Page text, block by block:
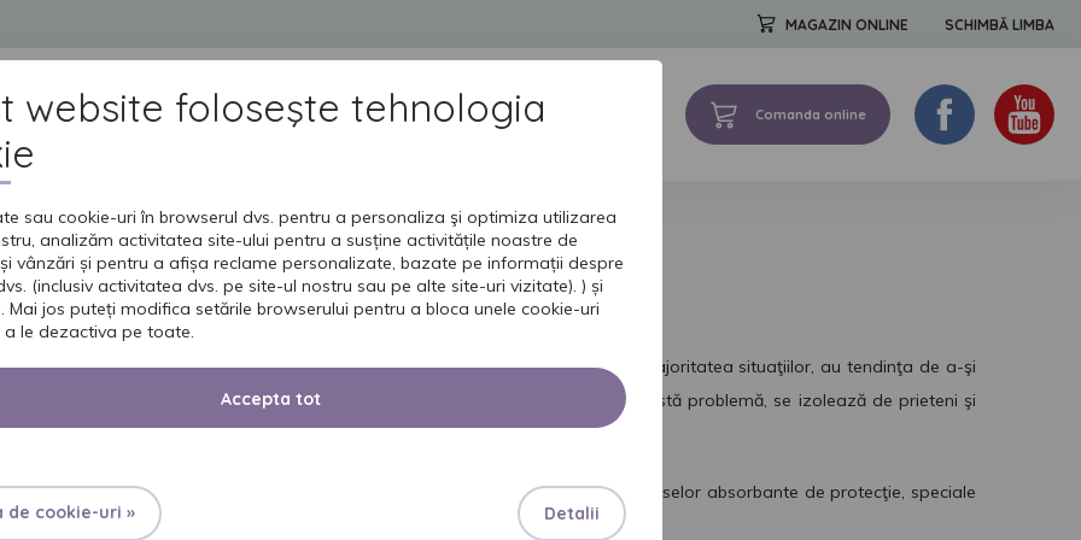
MAGAZIN ONLINE SCHIMBĂ LIMBA
GRIJA PENTRU CEI DRAGI INGRIJIREA PIELII UNIVERSUL SENI INFORMATII DE BAZA Comanda online
activ, sunt reticenţi în ceea ce priveşte problemele de incontinenţă urinară. În majoritatea situaţiilor, au tendinţa de a-şi
specialitate sau chiar să discute cu partenera de viaţă. Bărbaţii jenaţi de această problemă, se izolează de prieteni şi
starii de jenă, apoi se recomandă un consult de specialitate şi utilizarea produselor absorbante de protecţie, speciale
să consultaţi medicul sau farmacistul.
website foloseşte tehnologia
sau cookie-uri în browserul dvs. pentru a personaliza şi optimiza utilizarea
analizăm activitatea site-ului pentru a susține activitățile noastre de
vânzări și pentru a afișa reclame personalizate, bazate pe informații despre
(inclusiv activitatea dvs. pe site-ul nostru sau pe alte site-uri vizitate). ) și
Mai jos puteți modifica setările browserului pentru a bloca unele cookie-uri
a le dezactiva pe toate.
Accepta tot
de cookie-uri » Detalii